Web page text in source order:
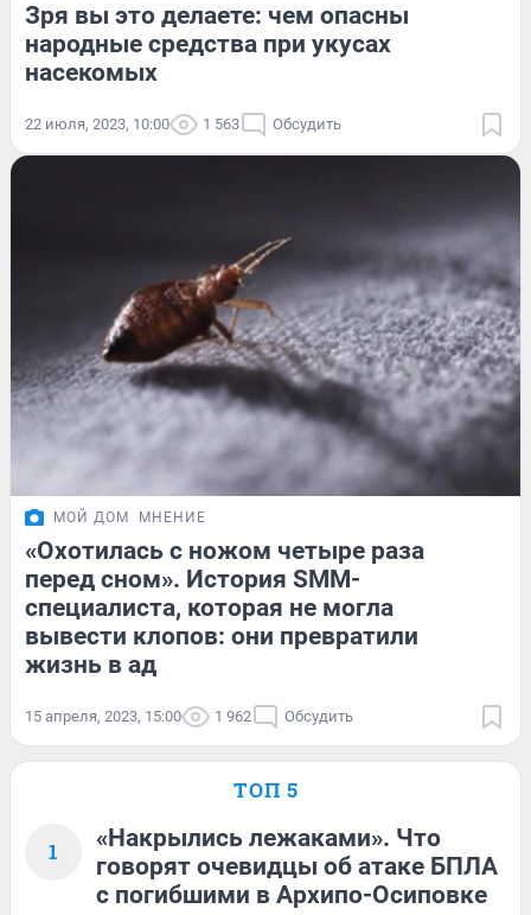
Зря вы это делаете: чем опасны
народные средства при укусах
насекомых
22 июля, 2023, 10:00 1 563 Обсудить
МОЙ ДОМ МНЕНИЕ
«Охотилась с ножом четыре раза
перед сном». История SMM-
специалиста, которая не могла
вывести клопов: они превратили
жизнь в ад
15 апреля, 2023, 15:00 1 962 Обсудить
ТОП 5
1
«Накрылись лежаками». Что
говорят очевидцы об атаке БПЛА
с погибшими в Архипо-Осиповке